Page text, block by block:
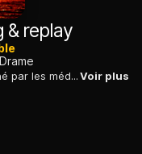
replay
Drame
Enlaidi par une malformation et condamné par les médecins, un adolescent tente de suivre une scolarité normale, mais il est rejeté par ses camarades de classe.Voir plus